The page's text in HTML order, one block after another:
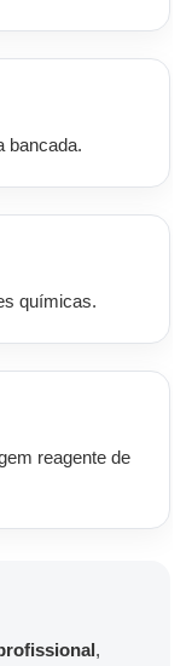
bancada.
químicas.
reagente de
,